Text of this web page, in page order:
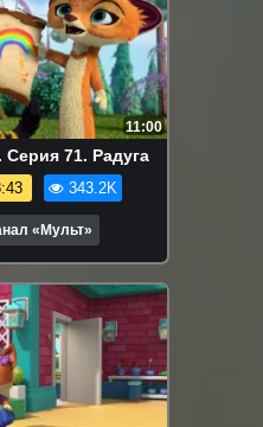
11:00
Серия 71. Радуга
343.2K
«Мульт»